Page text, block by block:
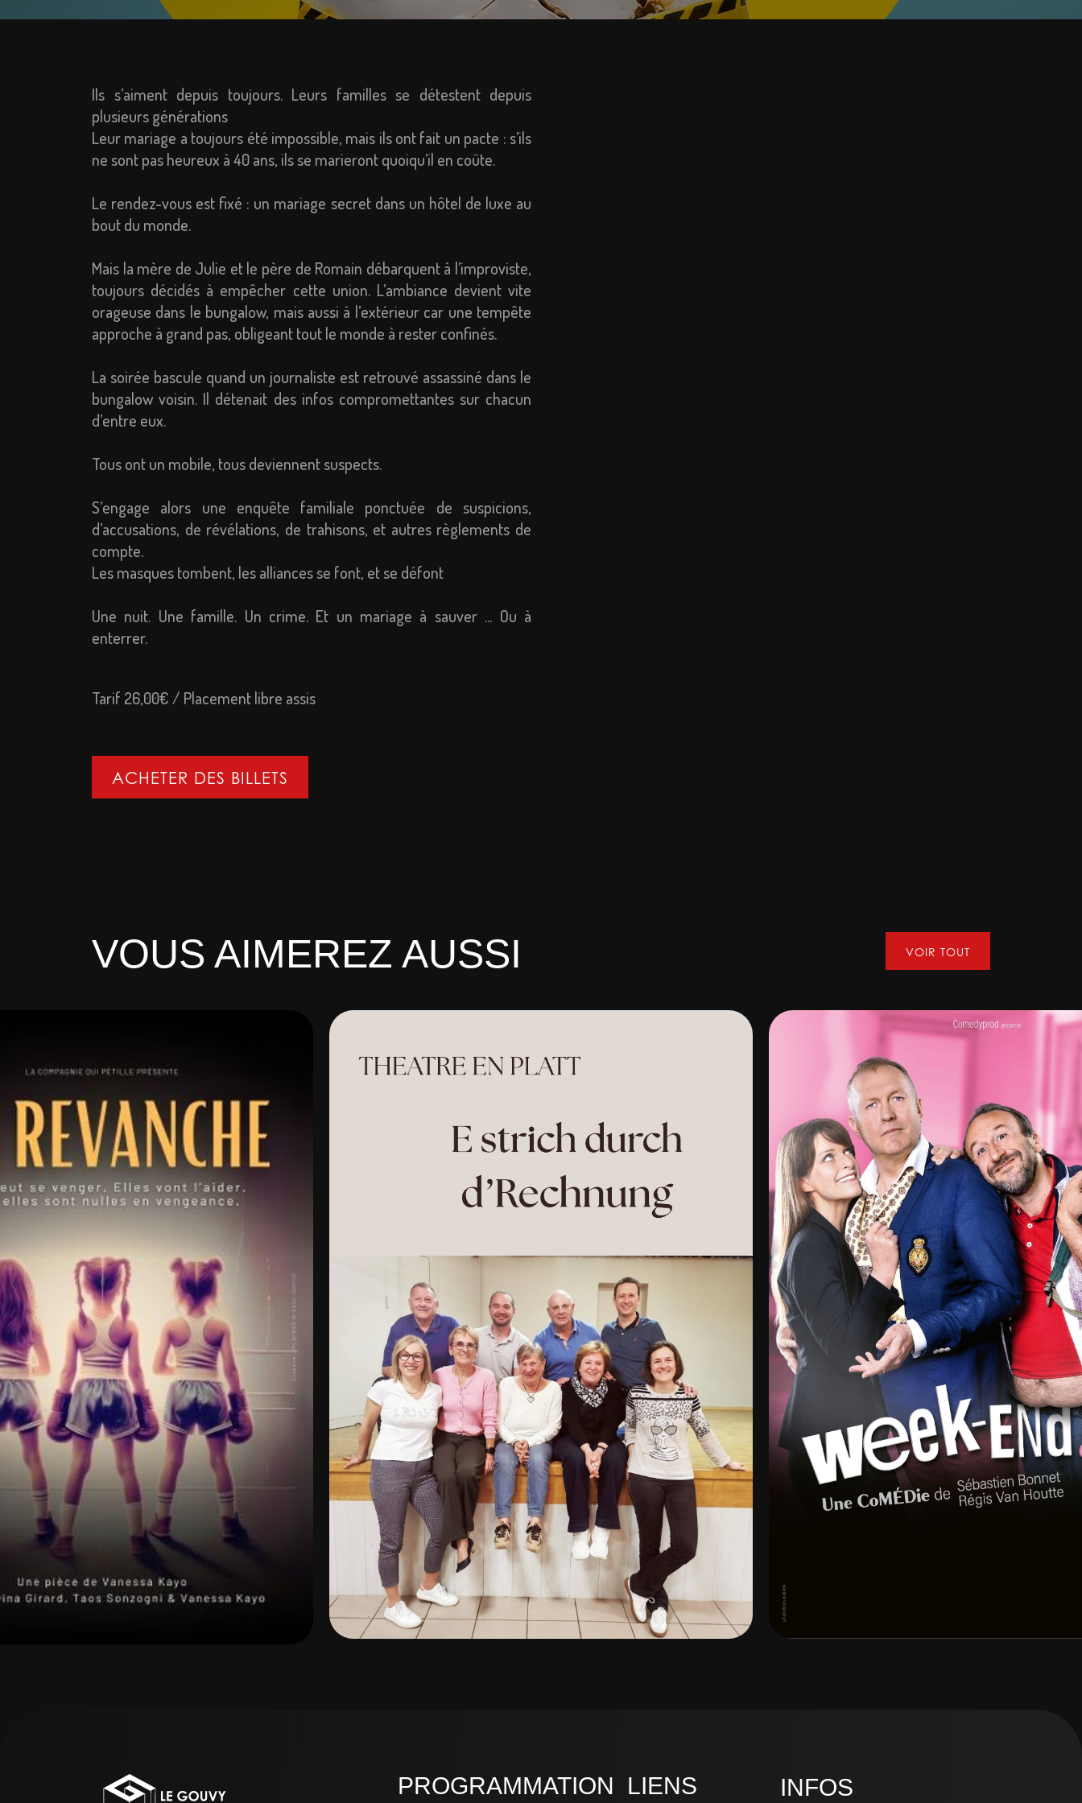
Ils s’aiment depuis toujours. Leurs familles se détestent depuis
plusieurs générations
Leur mariage a toujours été impossible, mais ils ont fait un pacte : s’ils
ne sont pas heureux à 40 ans, ils se marieront quoiqu’il en coûte.
Le rendez-vous est fixé : un mariage secret dans un hôtel de luxe au
bout du monde.
Mais la mère de Julie et le père de Romain débarquent à l’improviste,
toujours décidés à empêcher cette union. L’ambiance devient vite
orageuse dans le bungalow, mais aussi à l’extérieur car une tempête
approche à grand pas, obligeant tout le monde à rester confinés.
La soirée bascule quand un journaliste est retrouvé assassiné dans le
bungalow voisin. Il détenait des infos compromettantes sur chacun
d’entre eux.
Tous ont un mobile, tous deviennent suspects.
S’engage alors une enquête familiale ponctuée de suspicions,
d’accusations, de révélations, de trahisons, et autres règlements de
compte.
Les masques tombent, les alliances se font, et se défont
Une nuit. Une famille. Un crime. Et un mariage à sauver ... Ou à
enterrer.
Tarif 26,00€ / Placement libre assis
ACHETER DES BILLETS
VOUS AIMEREZ AUSSI VOIR TOUT
PROGRAMMATION LIENS INFOS